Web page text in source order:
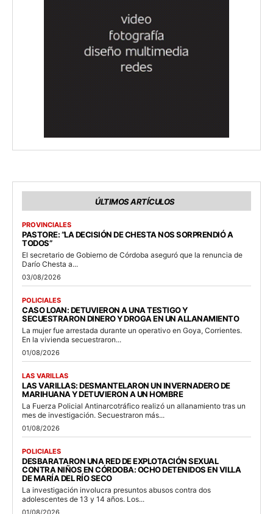
ÚLTIMOS ARTÍCULOS
PROVINCIALES
PASTORE: “LA DECISIÓN DE CHESTA NOS SORPRENDIÓ A
TODOS”
El secretario de Gobierno de Córdoba aseguró que la renuncia de
Darío Chesta a...
03/08/2026
POLICIALES
CASO LOAN: DETUVIERON A UNA TESTIGO Y
SECUESTRARON DINERO Y DROGA EN UN ALLANAMIENTO
La mujer fue arrestada durante un operativo en Goya, Corrientes.
En la vivienda secuestraron...
01/08/2026
LAS VARILLAS
LAS VARILLAS: DESMANTELARON UN INVERNADERO DE
MARIHUANA Y DETUVIERON A UN HOMBRE
La Fuerza Policial Antinarcotráfico realizó un allanamiento tras un
mes de investigación. Secuestraron más...
01/08/2026
POLICIALES
DESBARATARON UNA RED DE EXPLOTACIÓN SEXUAL
CONTRA NIÑOS EN CÓRDOBA: OCHO DETENIDOS EN VILLA
DE MARÍA DEL RÍO SECO
La investigación involucra presuntos abusos contra dos
adolescentes de 13 y 14 años. Los...